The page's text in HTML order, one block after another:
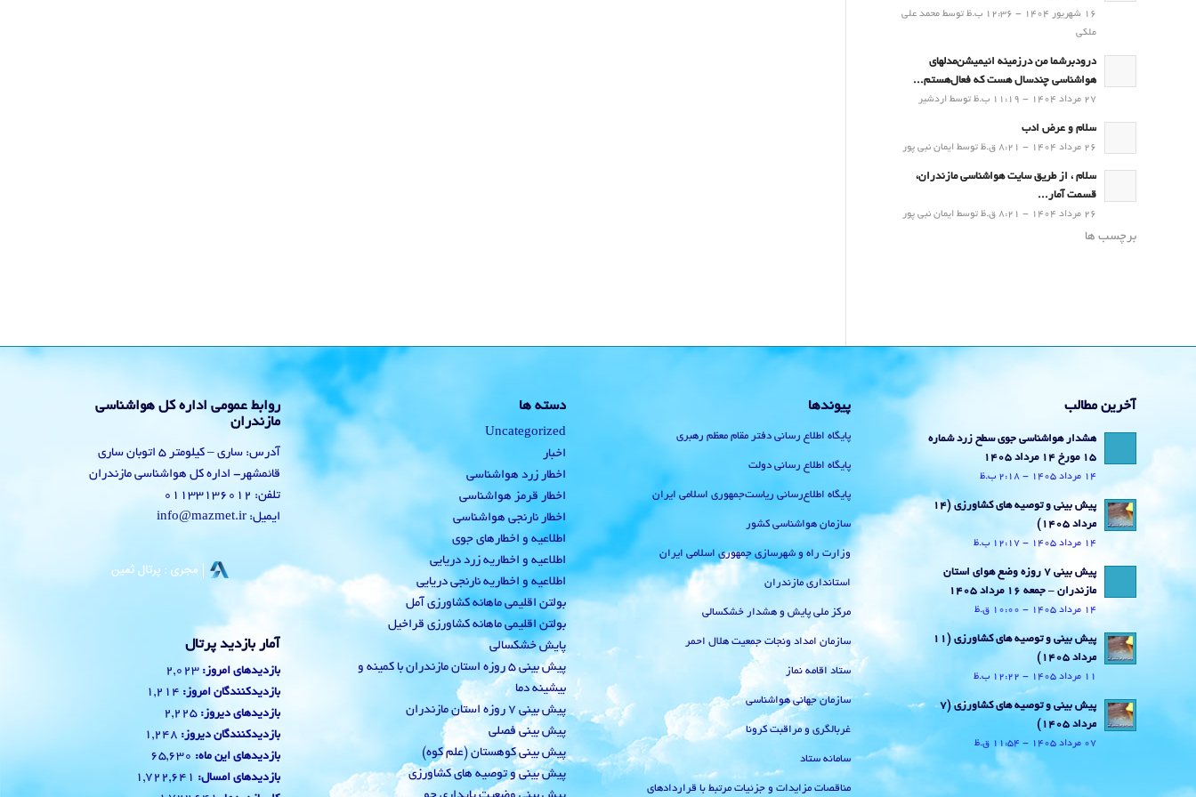
16 شهریور 1404 - 12:36 ب.ظ توسط محمد علی
ملکی
درودبرشما من درزمینه انیمیشن‌مدلهای
هواشناسی چندسال هست که فعال‌هستم...
27 مرداد 1404 - 11:19 ب.ظ توسط اردشیر
سلام و عرض ادب
26 مرداد 1404 - 8:21 ق.ظ توسط ایمان نبی پور
سلام ، از طریق سایت هواشناسی مازندران،
قسمت آمار...
26 مرداد 1404 - 8:21 ق.ظ توسط ایمان نبی پور
برچسب ها
آخرین مطالب
هشدار هواشناسی جوی سطح زرد شماره
15 مورخ 14 مرداد 1405
14 مرداد 1405 - 2:18 ب.ظ
پیش بینی و توصیه های کشاورزی (14
مرداد ۱۴۰۵)
14 مرداد 1405 - 12:17 ب.ظ
پیش بینی 7 روزه وضع هوای استان
مازندران – جمعه 16 مرداد 1405
14 مرداد 1405 - 10:00 ق.ظ
پیش بینی و توصیه های کشاورزی (11
مرداد ۱۴۰۵)
11 مرداد 1405 - 12:22 ب.ظ
پیش بینی و توصیه های کشاورزی (7
مرداد ۱۴۰۵)
07 مرداد 1405 - 11:54 ق.ظ
پیوندها
پایگاه اطلاع رسانی دفتر مقام معظم رهبری
پایگاه اطلاع رسانی دولت
پایگاه اطلاع‌رسانی ریاست‌جمهوری اسلامی ایران
سازمان هواشناسی کشور
وزارت راه و شهرسازی جمهوری اسلامی ایران
استانداری مازندران
مرکز ملی پایش و هشدار خشکسالی
سازمان امداد ونجات جمعیت هلال احمر
ستاد اقامه نماز
سازمان جهانی هواشناسی
غربالگری و مراقبت کرونا
سامانه ستاد
مناقصات مزایدات و جزئیات مرتبط با قراردادهای
دسته ها
Uncategorized
اخبار
اخطار زرد هواشناسی
اخطار قرمز هواشناسی
اخطار نارنجی هواشناسی
اطلاعیه و اخطارهای جوی
اطلاعیه و اخطاریه زرد دریایی
اطلاعیه و اخطاریه نارنجی دریایی
بولتن اقلیمی ماهانه کشاورزی آمل
بولتن اقلیمی ماهانه کشاورزی قراخیل
پایش خشکسالی
پیش بینی 5 روزه استان مازندران با کمینه و
بیشینه دما
پیش بینی 7 روزه استان مازندران
پیش بینی فصلی
پیش بینی کوهستان (علم کوه)
پیش بینی و توصیه های کشاورزی
روابط عمومی اداره کل هواشناسی
مازندران
آدرس: ساری – کیلومتر 5 اتوبان ساری
قائمشهر- اداره کل هواشناسی مازندران
تلفن: 01133136012
ایمیل: info@mazmet.ir
آمار بازدید پرتال
بازدیدهای امروز: 2,023
بازدیدکنندگان امروز: 1,214
بازدیدهای دیروز: 2,225
بازدیدکنندگان دیروز: 1,248
بازدیدهای این ماه: 65,630
بازدیدهای امسال: 1,722,641